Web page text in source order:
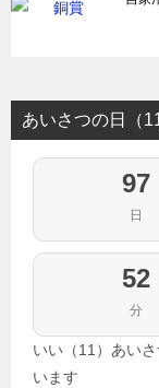
あいさつの日（
97
日
52
分
いい（11）あい
います